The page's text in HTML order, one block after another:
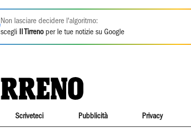
Non lasciare decidere l'algoritmo:
scegli
Il Tirrenoper le tue notizie su Google
Scriveteci Pubblicità Privacy